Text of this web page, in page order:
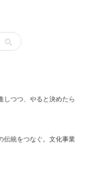
しつつ、やると決めたら
伝統をつなぐ。文化事業